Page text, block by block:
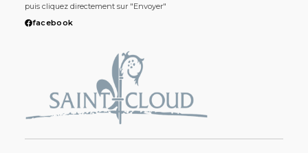
puis cliquez directement sur "Envoyer"
facebook